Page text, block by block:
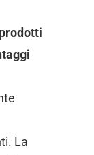
La